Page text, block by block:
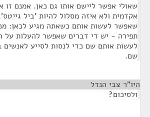
שאולי אפשר ליישם אותו גם כאן. אמנם זו
אקדמית ולא איזה מסלול להיות 'ביל
שאפשר לעשות אותם כשאתה מגיע לכאן:
תפירה - יש די דברים שאפשר להעלות
לעשות אותם שם כדי לנסות לסייע
שם.
היו"ר צבי הנדל
ולסיכום?